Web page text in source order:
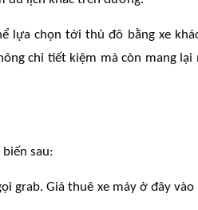
lựa chọn tới thủ đô bằng xe
chỉ tiết kiệm mà còn mang lại
sau:
grab. Giá thuê xe máy ở đây